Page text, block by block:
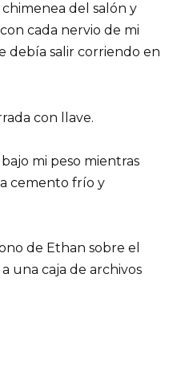
del salón y
cada nervio de mi
salir corriendo en
con llave.
mi peso mientras
cemento frío y
de Ethan sobre el
una caja de archivos